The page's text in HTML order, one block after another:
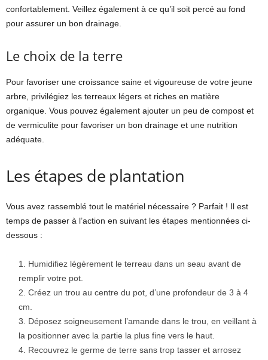
confortablement. Veillez également à ce qu’il soit percé au fond
pour assurer un bon drainage.
Le choix de la terre
Pour favoriser une croissance saine et vigoureuse de votre jeune
arbre, privilégiez les terreaux légers et riches en matière
organique. Vous pouvez également ajouter un peu de compost et
de vermiculite pour favoriser un bon drainage et une nutrition
adéquate.
Les étapes de plantation
Vous avez rassemblé tout le matériel nécessaire ? Parfait ! Il est
temps de passer à l’action en suivant les étapes mentionnées ci-
dessous :
Humidifiez légèrement le terreau dans un seau avant de
remplir votre pot.
Créez un trou au centre du pot, d’une profondeur de 3 à 4
cm.
Déposez soigneusement l’amande dans le trou, en veillant à
la positionner avec la partie la plus fine vers le haut.
Recouvrez le germe de terre sans trop tasser et arrosez